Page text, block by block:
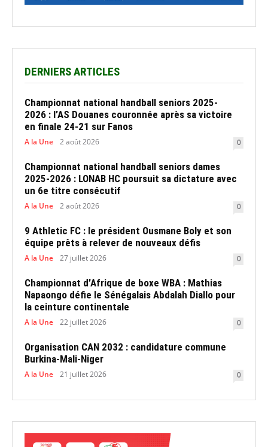
DERNIERS ARTICLES
Championnat national handball seniors 2025-
2026 : l’AS Douanes couronnée après sa victoire
en finale 24-21 sur Fanos
A la Une 2 août 2026 0
Championnat national handball seniors dames
2025-2026 : LONAB HC poursuit sa dictature avec
un 6e titre consécutif
A la Une 2 août 2026 0
9 Athletic FC : le président Ousmane Boly et son
équipe prêts à relever de nouveaux défis
A la Une 27 juillet 2026 0
Championnat d’Afrique de boxe WBA : Mathias
Napaongo défie le Sénégalais Abdalah Diallo pour
la ceinture continentale
A la Une 22 juillet 2026 0
Organisation CAN 2032 : candidature commune
Burkina-Mali-Niger
A la Une 21 juillet 2026 0